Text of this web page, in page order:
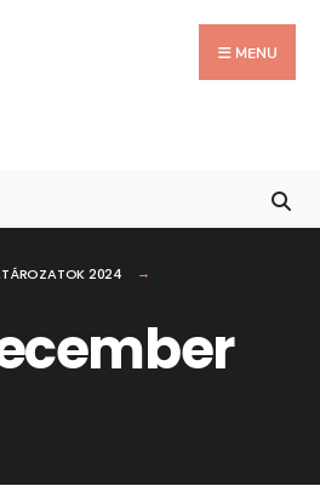
MENU
2024
Close